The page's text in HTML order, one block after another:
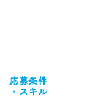
応募条件
・スキル